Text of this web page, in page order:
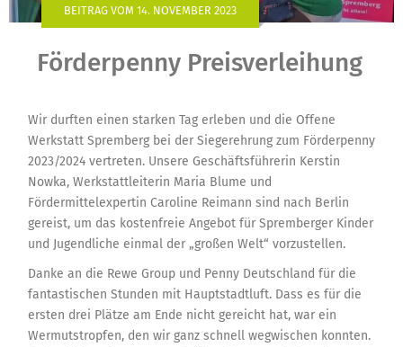
BEITRAG VOM 14. NOVEMBER 2023
Förderpenny Preisverleihung
Wir durften einen starken Tag erleben und die Offene
Werkstatt Spremberg bei der Siegerehrung zum Förderpenny
2023/2024 vertreten. Unsere Geschäftsführerin Kerstin
Nowka, Werkstattleiterin Maria Blume und
Fördermittelexpertin Caroline Reimann sind nach Berlin
gereist, um das kostenfreie Angebot für Spremberger Kinder
und Jugendliche einmal der „großen Welt“ vorzustellen.
Danke an die Rewe Group und Penny Deutschland für die
fantastischen Stunden mit Hauptstadtluft. Dass es für die
ersten drei Plätze am Ende nicht gereicht hat, war ein
Wermutstropfen, den wir ganz schnell wegwischen konnten.